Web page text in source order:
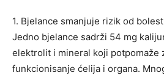
1. Bjelance smanjuje rizik od
Jedno bjelance sadrži 54 mg
elektrolit i mineral koji potpomaže
funkcionisanje ćelija i organa.